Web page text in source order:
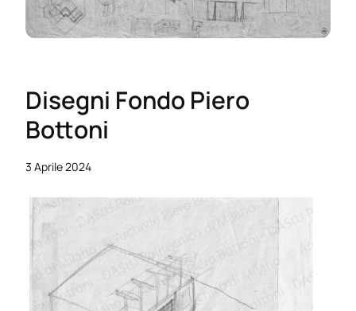
Disegni Fondo Piero
Bottoni
3 Aprile 2024